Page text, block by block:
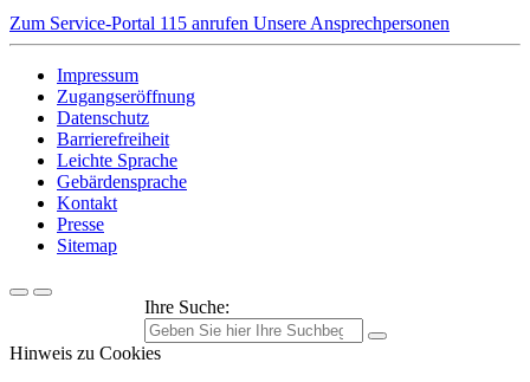
Zum Service-Portal 115 anrufen Unsere Ansprechpersonen
Impressum
Zugangseröffnung
Datenschutz
Barrierefreiheit
Leichte Sprache
Gebärdensprache
Kontakt
Presse
Sitemap
Ihre Suche:
Hinweis zu Cookies